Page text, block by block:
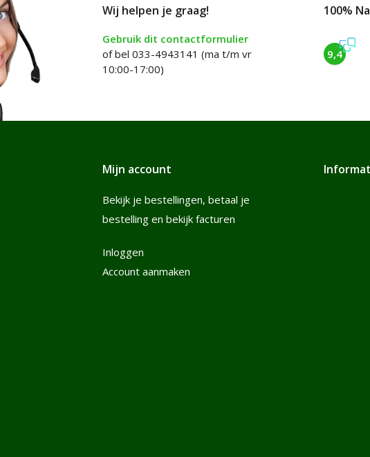
Wij helpen je graag!
Gebruik dit contactformulier
of bel 033-4943141 (ma t/m vr
10:00-17:00)
100%
9,4
Mijn account
Bekijk je bestellingen, betaal je
bestelling en bekijk facturen
Inloggen
Account aanmaken